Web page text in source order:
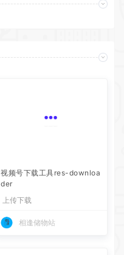
视频号下载工具res-downloa
der
上传下载
相逢储物站